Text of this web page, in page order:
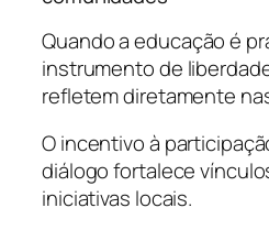
Quando a educação é
instrumento de
refletem diretamente
O incentivo à
diálogo fortalece
iniciativas locais.